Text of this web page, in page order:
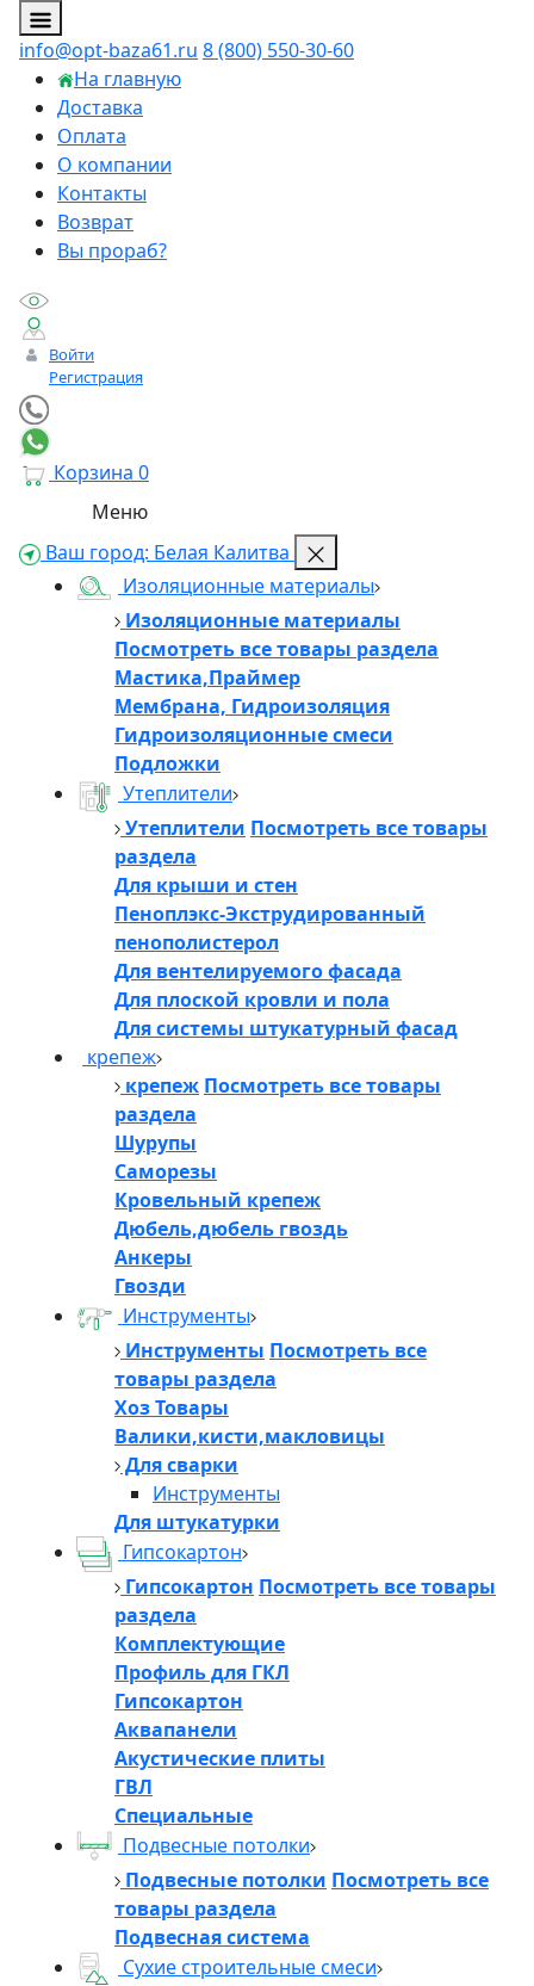
info@opt-baza61.ru 8 (800) 550-30-60
На главную
Доставка
Оплата
О компании
Контакты
Возврат
Вы прораб?
Войти
Регистрация
Корзина 0
Меню
Ваш город: Белая Калитва
Изоляционные материалы
Изоляционные материалы
Посмотреть все товары раздела
Мастика,Праймер
Мембрана, Гидроизоляция
Гидроизоляционные смеси
Подложки
Утеплители
Утеплители Посмотреть все товары
раздела
Для крыши и стен
Пеноплэкс-Экструдированный
пенополистерол
Для вентелируемого фасада
Для плоской кровли и пола
Для системы штукатурный фасад
крепеж
крепеж Посмотреть все товары
раздела
Шурупы
Саморезы
Кровельный крепеж
Дюбель,дюбель гвоздь
Анкеры
Гвозди
Инструменты
Инструменты Посмотреть все
товары раздела
Хоз Товары
Валики,кисти,макловицы
Для сварки
Инструменты
Для штукатурки
Гипсокартон
Гипсокартон Посмотреть все товары
раздела
Комплектующие
Профиль для ГКЛ
Гипсокартон
Аквапанели
Акустические плиты
ГВЛ
Специальные
Подвесные потолки
Подвесные потолки Посмотреть все
товары раздела
Подвесная система
Сухие строительные смеси